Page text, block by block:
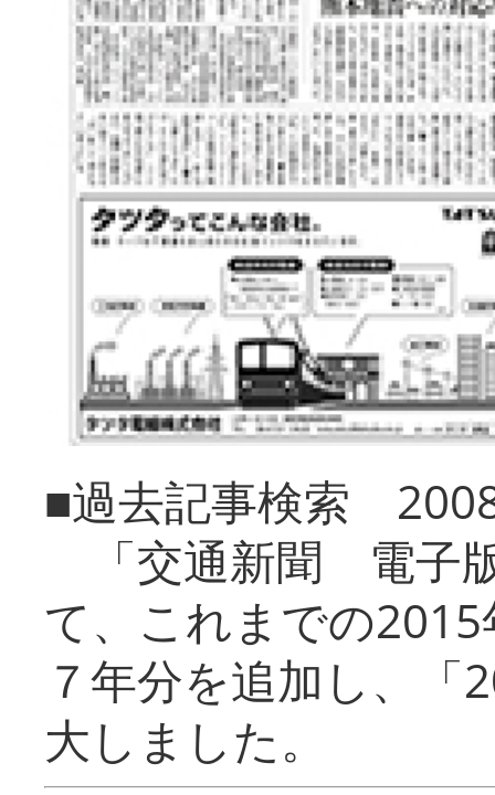
■過去記事検索
「交通新聞 電子
て、これまでの
７年分を追加し、「
大しまし